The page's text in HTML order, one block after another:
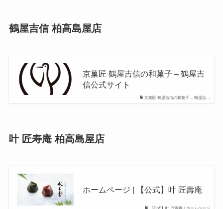
鶴屋吉信 柏高島屋店
京菓匠 鶴屋吉信の和菓子 – 鶴屋吉…
京菓匠 鶴屋吉信の和菓子 – 鶴屋吉
信公式サイト
叶 匠寿庵 柏高島屋店
ホームページ | 【公式】叶 匠壽庵